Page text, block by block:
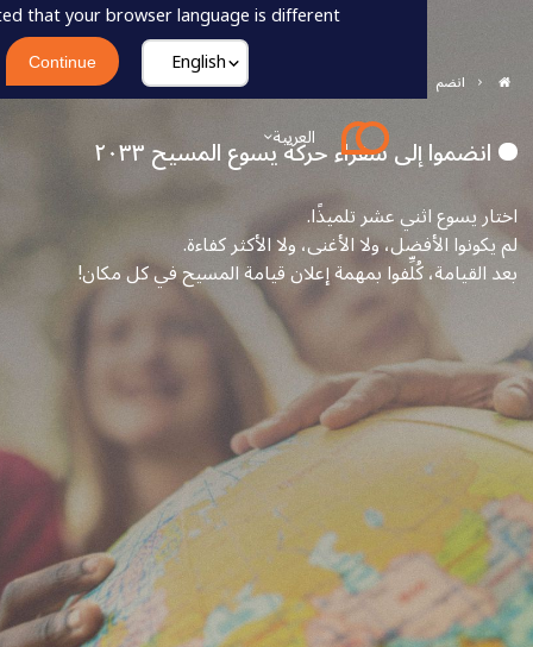
have detected that your browser language is different.
Continue
x
العربية
السفراء
سفراء حركة يسوع المسيح ٢٠٣٣
عشر تلميذًا.
ولا الأغنى، ولا الأكثر كفاءة.
كُلِّفوا بمهمة إعلان قيامة المسيح في كل مكان!